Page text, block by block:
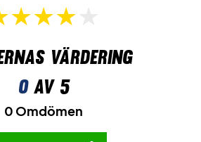
värdering
0av 5
0 Omdömen